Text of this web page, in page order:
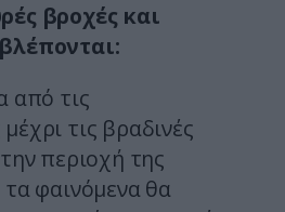
βροχές και
από τις
τις βραδινές
περιοχή της
φαινόμενα θα